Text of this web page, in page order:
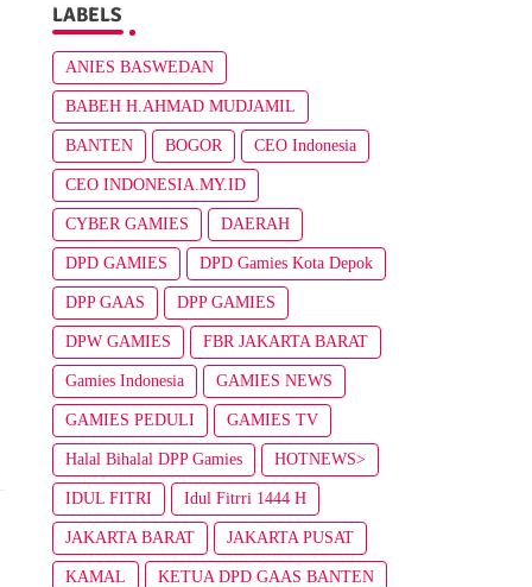
LABELS
ANIES BASWEDAN
BABEH H.AHMAD MUDJAMIL
BANTEN BOGOR CEO Indonesia
CEO INDONESIA.MY.ID
CYBER GAMIES DAERAH
DPD GAMIES DPD Gamies Kota Depok
DPP GAAS DPP GAMIES
DPW GAMIES FBR JAKARTA BARAT
Gamies Indonesia GAMIES NEWS
GAMIES PEDULI GAMIES TV
Halal Bihalal DPP Gamies HOTNEWS>
IDUL FITRI Idul Fitrri 1444 H
JAKARTA BARAT JAKARTA PUSAT
KAMAL KETUA DPD GAAS BANTEN